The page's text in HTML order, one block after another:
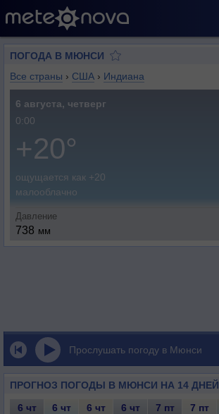
ПОГОДА В МЮНСИ
Все страны › США › Индиана
6 августа, четверг
0:00
+20°
ощущается как +20
малооблачно
Давление
738 мм
Прослушать погоду в Мюнси
ПРОГНОЗ ПОГОДЫ В МЮНСИ НА 14 ДНЕЙ
6 чт 6 чт 6 чт 6 чт 7 пт 7 пт